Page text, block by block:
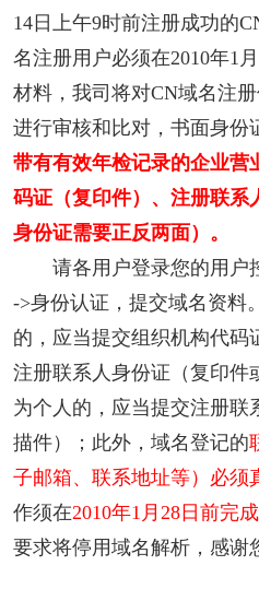
14日上午9时前注册成功的
名注册用户必须在2010年1
材料，我司将对CN域名注
进行审核和比对，书面身份
带有有效年检记录的企业营
码证（复印件）、注册联系
身份证需要正反两面）。
请各用户登录您的用户
->身份认证，提交域名资料
的，应当提交组织机构代码
注册联系人身份证（复印件
为个人的，应当提交注册联
描件）；此外，域名登记的
子邮箱、联系地址等）必须
作须在2010年1月28日前完成
要求将停用域名解析，感谢